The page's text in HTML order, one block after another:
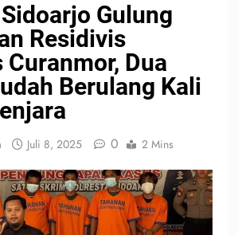
Gulung
Residivis
Curanmor, Dua
Berulang Kali
Juli 8, 2025 0 2 Mins